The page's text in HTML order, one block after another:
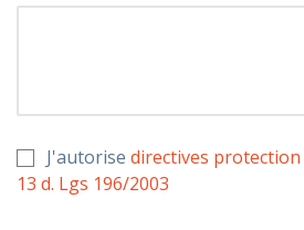
J'autorise directives protection
13 d. Lgs 196/2003